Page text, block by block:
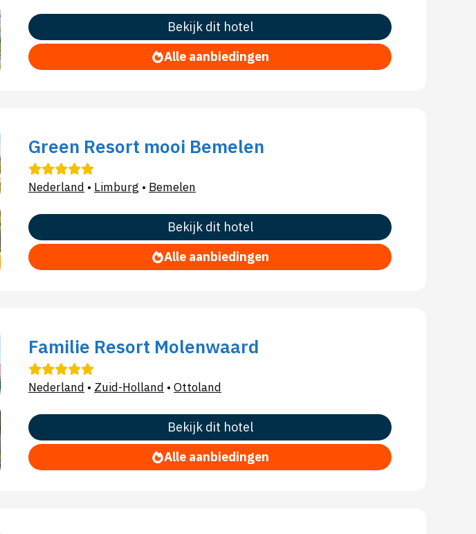
Bekijk dit hotel
Alle aanbiedingen
Green Resort mooi Bemelen
Nederland • Limburg • Bemelen
Bekijk dit hotel
Alle aanbiedingen
Familie Resort Molenwaard
Nederland • Zuid-Holland • Ottoland
Bekijk dit hotel
Alle aanbiedingen